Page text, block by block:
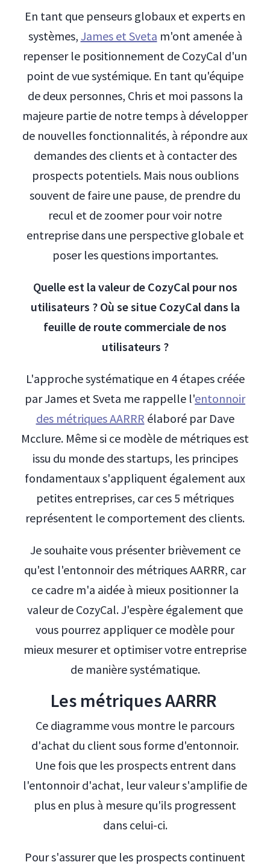
En tant que penseurs globaux et experts en
systèmes, James et Sveta m'ont amenée à
repenser le positionnement de CozyCal d'un
point de vue systémique. En tant qu'équipe
de deux personnes, Chris et moi passons la
majeure partie de notre temps à développer
de nouvelles fonctionnalités, à répondre aux
demandes des clients et à contacter des
prospects potentiels. Mais nous oublions
souvent de faire une pause, de prendre du
recul et de zoomer pour voir notre
entreprise dans une perspective globale et
poser les questions importantes.
Quelle est la valeur de CozyCal pour nos
utilisateurs ? Où se situe CozyCal dans la
feuille de route commerciale de nos
utilisateurs ?
L'approche systématique en 4 étapes créée
par James et Sveta me rappelle l'entonnoir
des métriques AARRR élaboré par Dave
Mcclure. Même si ce modèle de métriques est
issu du monde des startups, les principes
fondamentaux s'appliquent également aux
petites entreprises, car ces 5 métriques
représentent le comportement des clients.
Je souhaite vous présenter brièvement ce
qu'est l'entonnoir des métriques AARRR, car
ce cadre m'a aidée à mieux positionner la
valeur de CozyCal. J'espère également que
vous pourrez appliquer ce modèle pour
mieux mesurer et optimiser votre entreprise
de manière systématique.
Les métriques AARRR
Ce diagramme vous montre le parcours
d'achat du client sous forme d'entonnoir.
Une fois que les prospects entrent dans
l'entonnoir d'achat, leur valeur s'amplifie de
plus en plus à mesure qu'ils progressent
dans celui-ci.
Pour s'assurer que les prospects continuent